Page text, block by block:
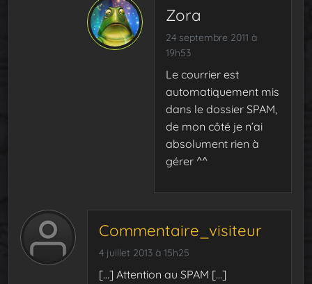
Zora
24 septembre 2011 à
19h53
Le courrier est
automatiquement mis
dans le dossier SPAM,
de mon côté je n’ai
absolument rien à
gérer ^^
Commentaire_visiteur
4 juillet 2013 à 15h25
[…] Attention au SPAM […]